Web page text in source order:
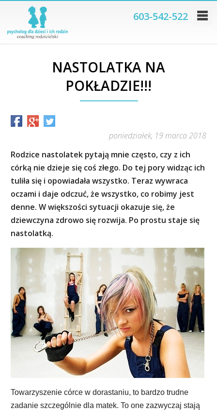
603-542-522
NASTOLATKA NA
POKŁADZIE!!!
poniedziałek, 19 marca 2018
Rodzice nastolatek pytają mnie często, czy z ich
córką nie dzieje się coś złego. Do tej pory widząc ich
tuliła się i opowiadała wszystko. Teraz wywraca
oczami i daje odczuć, że wszystko, co robimy jest
denne. W większości sytuacji okazuje się, że
dziewczyna zdrowo się rozwija. Po prostu staje się
nastolatką.
Towarzyszenie córce w dorastaniu, to bardzo trudne
zadanie szczególnie dla matek. To one zazwyczaj stają